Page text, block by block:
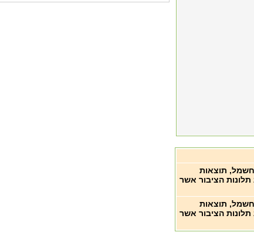
תוצאות
תלונות הציבור אשר
תוצאות
תלונות הציבור אשר